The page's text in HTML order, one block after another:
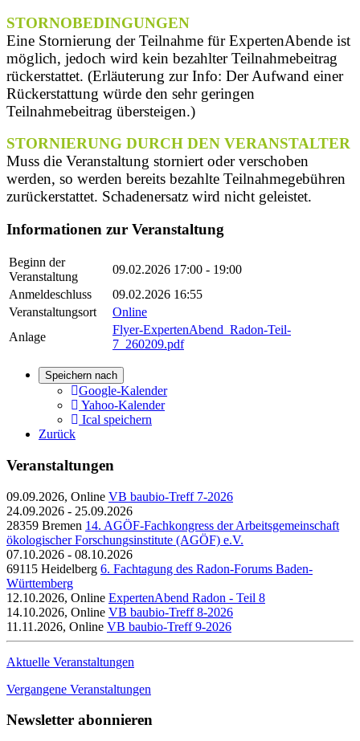
STORNOBEDINGUNGEN
Eine Stornierung der Teilnahme für ExpertenAbende ist
möglich, jedoch wird kein bezahlter Teilnahmebeitrag
rückerstattet. (Erläuterung zur Info: Der Aufwand einer
Rückerstattung würde den sehr geringen
Teilnahmebeitrag übersteigen.)
STORNIERUNG DURCH DEN VERANSTALTER
Muss die Veranstaltung storniert oder verschoben
werden, so werden bereits bezahlte Teilnahmegebühren
zurückerstattet. Schadenersatz wird nicht geleistet.
Informationen zur Veranstaltung
Beginn der
Veranstaltung
09.02.2026 17:00 - 19:00
Anmeldeschluss
09.02.2026 16:55
Veranstaltungsort
Online
Anlage
Flyer-ExpertenAbend_Radon-Teil-
7_260209.pdf
Speichern nach
Google-Kalender
Yahoo-Kalender
Ical speichern
Zurück
Veranstaltungen
09.09.2026, Online VB baubio-Treff 7-2026
24.09.2026 - 25.09.2026
28359 Bremen 14. AGÖF-Fachkongress der Arbeitsgemeinschaft
ökologischer Forschungsinstitute (AGÖF) e.V.
07.10.2026 - 08.10.2026
69115 Heidelberg 6. Fachtagung des Radon-Forums Baden-
Württemberg
12.10.2026, Online ExpertenAbend Radon - Teil 8
14.10.2026, Online VB baubio-Treff 8-2026
11.11.2026, Online VB baubio-Treff 9-2026
Aktuelle Veranstaltungen
Vergangene Veranstaltungen
Newsletter abonnieren